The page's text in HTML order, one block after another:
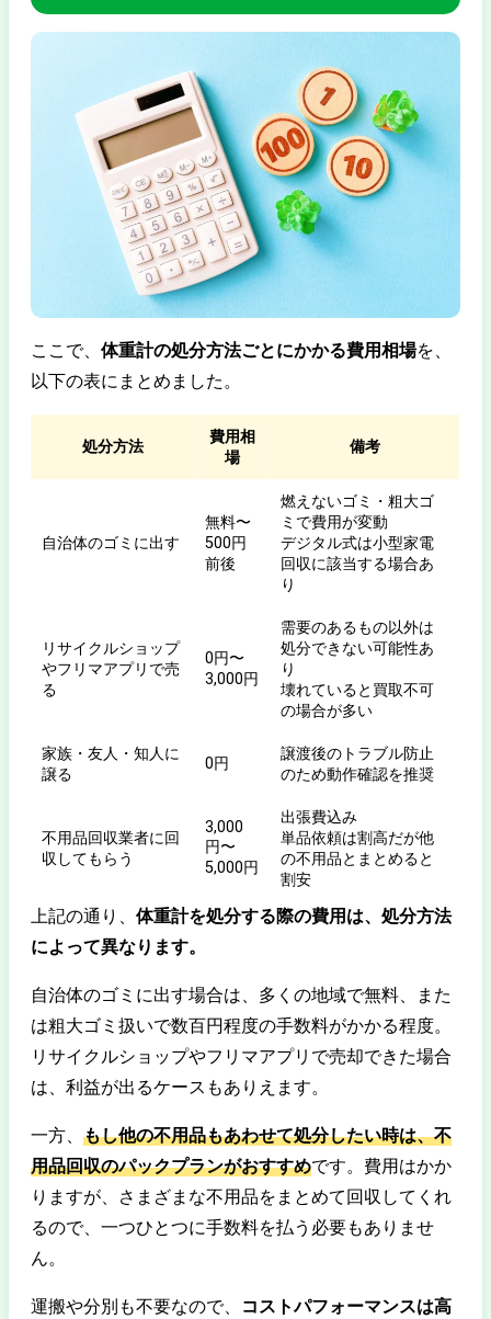
ここで、 体重計の処分方法ごとにかかる費用相場を、
以下の表にまとめました。
処分方法
費用相
場
備考
自治体のゴミに出す
無料〜
500円
前後
燃えないゴミ・粗大ゴ
ミで費用が変動
デジタル式は小型家電
回収に該当する場合あ
り
リサイクルショップ
やフリマアプリで売
る
0円〜
3,000円
需要のあるもの以外は
処分できない可能性あ
り
壊れていると買取不可
の場合が多い
家族・友人・知人に
譲る
0円
譲渡後のトラブル防止
のため動作確認を推奨
不用品回収業者に回
収してもらう
3,000
円〜
5,000円
出張費込み
単品依頼は割高だが他
の不用品とまとめると
割安
上記の通り、 体重計を処分する際の費用は、処分方法
によって異なります。
自治体のゴミに出す場合は、多くの地域で無料、また
は粗大ゴミ扱いで数百円程度の手数料がかかる程度。
リサイクルショップやフリマアプリで売却できた場合
は、利益が出るケースもありえます。
一方、 もし他の不用品もあわせて処分したい時は、不
用品回収のパックプランがおすすめです。費用はかか
りますが、さまざまな不用品をまとめて回収してくれ
るので、一つひとつに手数料を払う必要もありませ
ん。
運搬や分別も不要なので、
コストパフォーマンスは高